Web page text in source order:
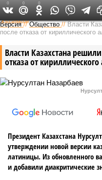
Версия //Общество //Власти
после отказа от кириллического
Власти Казахстана
отказа от
Президент Казахстана
утверждении новой версии
латиницы. Из обновленного
и добавили диакритические
0 0 0